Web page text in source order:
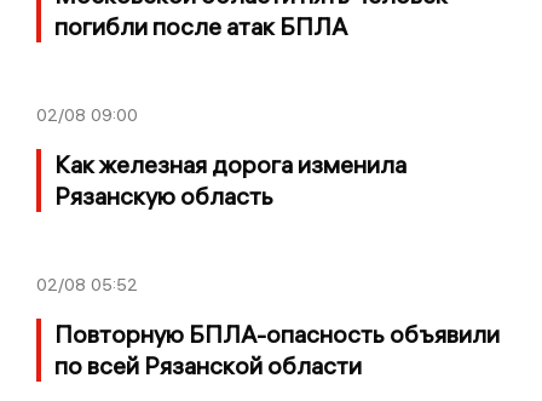
погибли после атак БПЛА
02/08 09:00
Как железная дорога изменила
Рязанскую область
02/08 05:52
Повторную БПЛА-опасность объявили
по всей Рязанской области